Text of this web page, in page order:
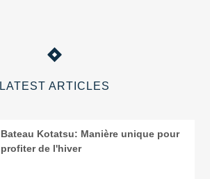
LATEST ARTICLES
Bateau Kotatsu: Manière unique pour
profiter de l'hiver